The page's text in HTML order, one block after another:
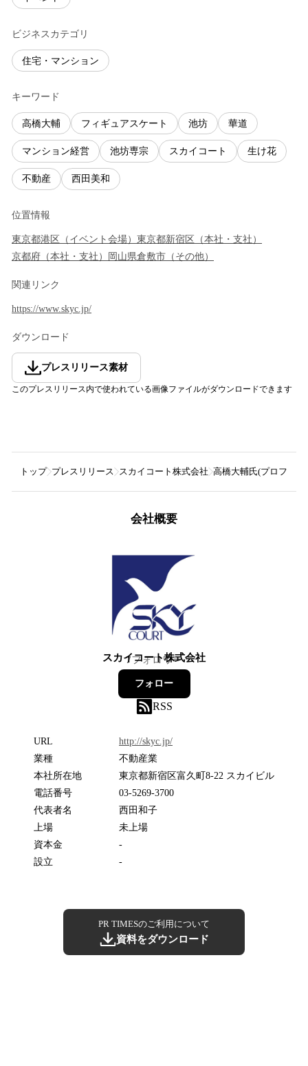
ビジネスカテゴリ
住宅・マンション
キーワード
高橋大輔 フィギュアスケート 池坊 華道
マンション経営 池坊専宗 スカイコート 生け花
不動産 西田美和
位置情報
東京都港区 （ イベント会場） 東京都新宿区 （本社・支社 ）
京都府 （本社・支社 ） 岡山県倉敷市 （ その他）
関連リンク
https://www.skyc.jp/
ダウンロード
プレスリリース素材
このプレスリリース内で使われている画像ファイルがダウンロードできます
トップ プレスリリース スカイコート株式会社 高橋大輔氏(プロフィ
会社概要
スカイコート株式会社
7フォロワー
フォロー
RSS
URL
http://skyc.jp/
業種
不動産業
本社所在地
東京都新宿区富久町8-22 スカイビル
電話番号
03-5269-3700
代表者名
西田和子
上場
未上場
資本金
-
設立
-
PR TIMESのご利用について
資料をダウンロード